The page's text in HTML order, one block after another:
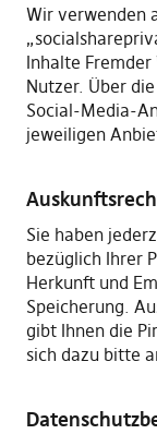
Wir verwenden
Inhalte
Nutzer. Über
Social-Media-
jeweiligen
Sie haben
bezüglich Ihrer
Herkunft und
Speicherung.
gibt Ihnen die
sich dazu bitte